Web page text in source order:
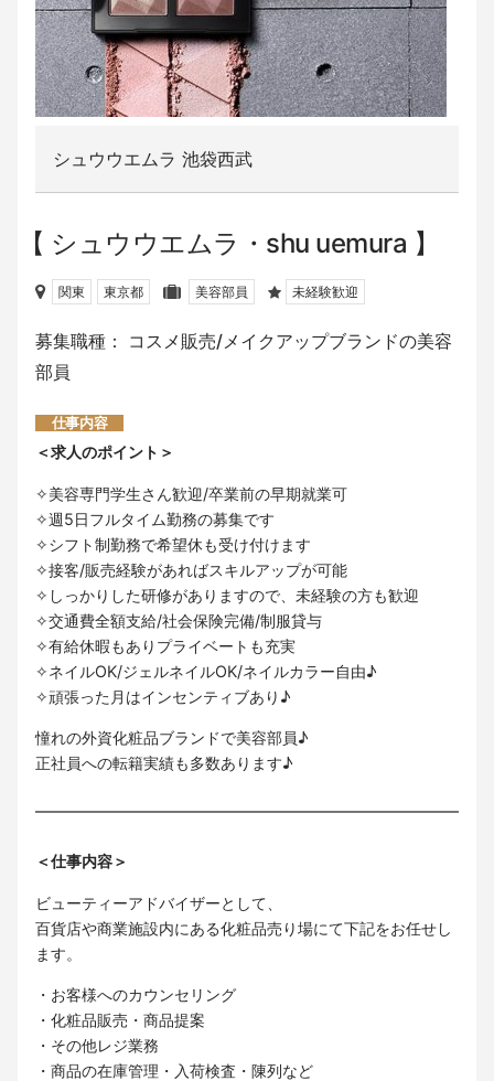
シュウウエムラ 池袋西武
シュウウエムラ・shu uemura
関東 東京都 美容部員 未経験歓迎
募集職種： コスメ販売/メイクアップブランドの美容
部員
仕事内容
＜求人のポイント＞
✧美容専門学生さん歓迎/卒業前の早期就業可
✧週5日フルタイム勤務の募集です
✧シフト制勤務で希望休も受け付けます
✧接客/販売経験があればスキルアップが可能
✧しっかりした研修がありますので、未経験の方も歓迎
✧交通費全額支給/社会保険完備/制服貸与
✧有給休暇もありプライベートも充実
✧ネイルOK/ジェルネイルOK/ネイルカラー自由♪
✧頑張った月はインセンティブあり♪
憧れの外資化粧品ブランドで美容部員♪
正社員への転籍実績も多数あります♪
＜仕事内容＞
ビューティーアドバイザーとして、
百貨店や商業施設内にある化粧品売り場にて下記をお任せし
ます。
・お客様へのカウンセリング
・化粧品販売・商品提案
・その他レジ業務
・商品の在庫管理・入荷検査・陳列など